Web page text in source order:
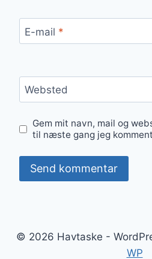
E-mail *
Websted
Gem mit navn, mail og
til næste gang jeg
© 2026 Havtaske -
WP